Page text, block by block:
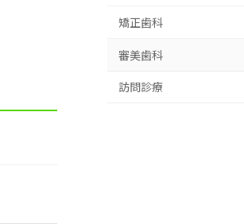
矯正歯科
審美歯科
訪問診療